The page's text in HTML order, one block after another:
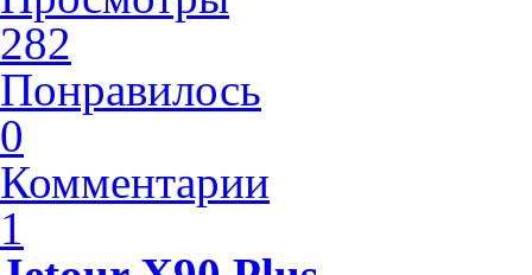
282
Понравилось
0
Комментарии
1